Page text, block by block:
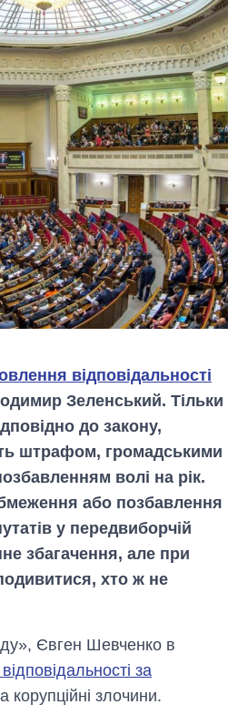
відповідальності
Зеленський. Тільки
до закону,
штрафом, громадськими
волі на рік.
або позбавлення
у передвиборчій
збагачення, але при
хто ж не
Євген Шевченко в
за
корупційні злочини.